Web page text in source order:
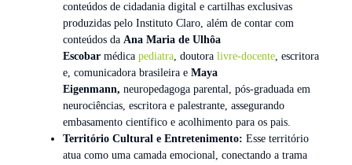
conteúdos de cidadania digital e cartilhas exclusivas
produzidas pelo Instituto Claro, além de contar com
conteúdos da Ana Maria de Ulhôa
Escobar médica pediatra, doutora livre-docente, escritora
e, comunicadora brasileira e Maya
Eigenmann, neuropedagoga parental, pós-graduada em
neurociências, escritora e palestrante, assegurando
embasamento científico e acolhimento para os pais.
Território Cultural e Entretenimento: Esse território
atua como uma camada emocional, conectando a trama